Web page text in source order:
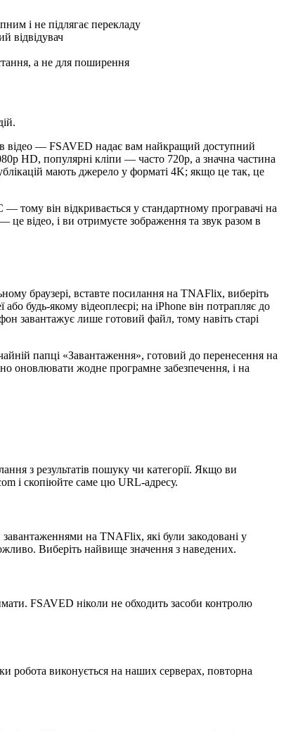
і не підлягає перекладу
відвідувач
а не для поширення
відео — FSAVED надає вам найкращий доступний
HD, популярні кліпи — часто 720p, а значна частина
мають джерело у форматі 4K; якщо це так, це
він відкривається у стандартному програвачі на
це відео, і ви отримуєте зображення та звук разом в
браузері, вставте посилання на TNAFlix, виберіть
або будь-якому відеоплеєрі; на iPhone він потрапляє до
завантажує лише готовий файл, тому навіть старі
папці «Завантаження», готовий до перенесення на
оновлювати жодне програмне забезпечення, і на
з результатів пошуку чи категорії. Якщо ви
і скопіюйте саме цю URL-адресу.
на TNAFlix, які були закодовані у
Виберіть найвище значення з наведених.
FSAVED ніколи не обходить засоби контролю
робота виконується на наших серверах, повторна